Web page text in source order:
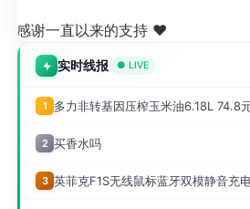
感谢一直以来的支持 ❤️
实时线报 ● LIVE
1
2 买香水吗
3